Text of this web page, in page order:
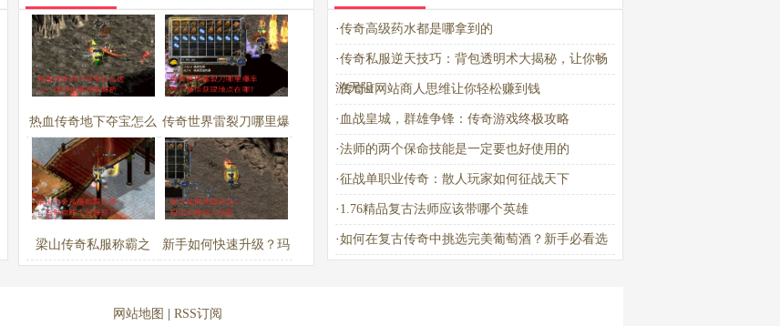
热血传奇地下夺宝怎么
进入？详细步骤攻略解
析
传奇世界雷裂刀哪里爆
率高？最佳获取地点在
哪？
梁山传奇私服称霸之 新手如何快速升级？玛
·传奇高级药水都是哪拿到的
·传奇私服逆天技巧：背包透明术大揭秘，让你畅
游无阻
·传奇sf网站商人思维让你轻松赚到钱
· 血战皇城，群雄争锋：传奇游戏终极攻略
·法师的两个保命技能是一定要也好使用的
·征战单职业传奇：散人玩家如何征战天下
· 1.76精品复古法师应该带哪个英雄
·如何在复古传奇中挑选完美葡萄酒？新手必看选
网站地图 RSS订阅